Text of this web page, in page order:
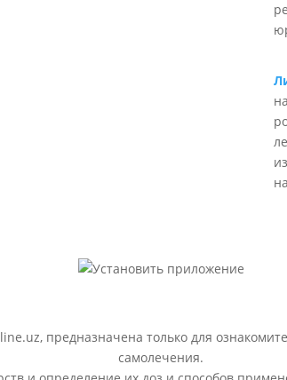
предназначена только для
самолечения.